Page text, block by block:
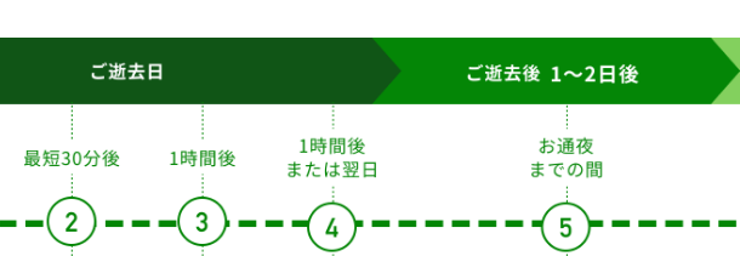
逝
3〜